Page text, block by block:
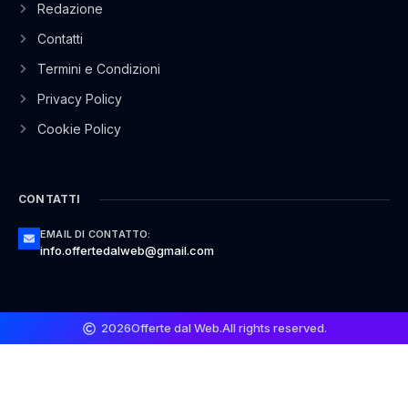
Redazione
Contatti
Termini e Condizioni
Privacy Policy
Cookie Policy
CONTATTI
EMAIL DI CONTATTO:
info.offertedalweb@gmail.com
2026Offerte dal Web.All rights reserved.